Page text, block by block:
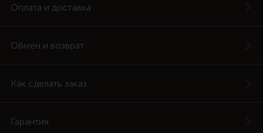
Оплата и доставка
Обмен и возврат
Как сделать заказ
Гарантия